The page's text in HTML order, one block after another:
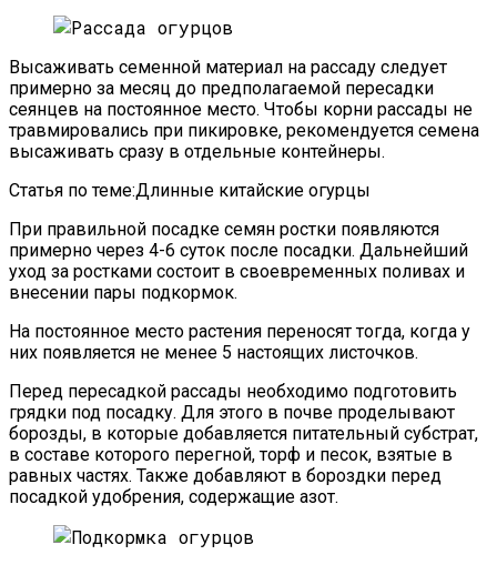
Высаживать семенной материал на рассаду следует
примерно за месяц до предполагаемой пересадки
сеянцев на постоянное место. Чтобы корни рассады не
травмировались при пикировке, рекомендуется семена
высаживать сразу в отдельные контейнеры.
Статья по теме:Длинные китайские огурцы
При правильной посадке семян ростки появляются
примерно через 4-6 суток после посадки. Дальнейший
уход за ростками состоит в своевременных поливах и
внесении пары подкормок.
На постоянное место растения переносят тогда, когда у
них появляется не менее 5 настоящих листочков.
Перед пересадкой рассады необходимо подготовить
грядки под посадку. Для этого в почве проделывают
борозды, в которые добавляется питательный субстрат,
в составе которого перегной, торф и песок, взятые в
равных частях. Также добавляют в бороздки перед
посадкой удобрения, содержащие азот.